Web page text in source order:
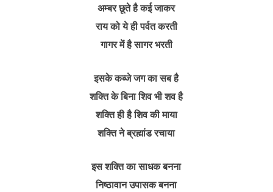
अम्बर छूते है कई जाकर
राय को ये ही पर्वत करती
गागर में है सागर भरती
इसके कब्जे जग का सब है
शक्ति के बिना शिव भी शव है
शक्ति ही है शिव की माया
शक्ति ने ब्रह्मांड रचाया
इस शक्ति का साधक बनना
निष्ठावान उपासक बनना